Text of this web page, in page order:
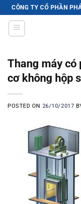
Skip
to
content
CÔNG TY CỔ PHẦN
Thang máy có
cơ không hộp
POSTED ON 26/10/2017